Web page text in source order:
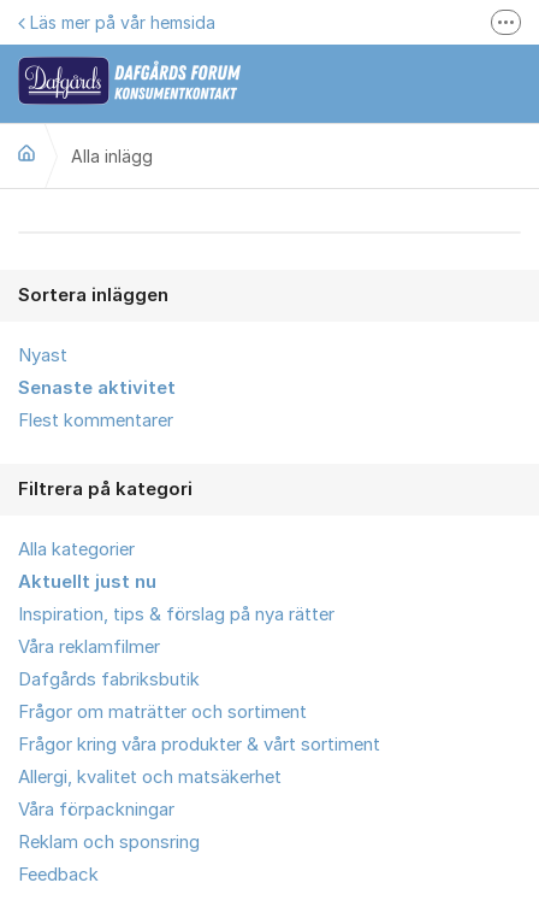
Hoppa till innehåll
Läs mer på vår hemsida
Alla inlägg
Sortera inläggen
Nyast
Senaste aktivitet
Flest kommentarer
Filtrera på kategori
Alla kategorier
Aktuellt just nu
Inspiration, tips & förslag på nya rätter
Våra reklamfilmer
Dafgårds fabriksbutik
Frågor om maträtter och sortiment
Frågor kring våra produkter & vårt sortiment
Allergi, kvalitet och matsäkerhet
Våra förpackningar
Reklam och sponsring
Feedback